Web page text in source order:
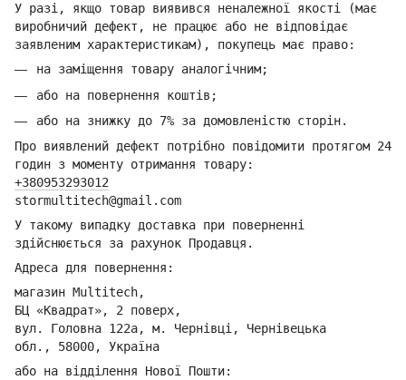
У разі, якщо товар виявився неналежної якості (має
виробничий дефект, не працює або не відповідає
заявленим характеристикам), покупець має право:
на заміщення товару аналогічним;
або на повернення коштів;
або на знижку до 7% за домовленістю сторін.
Про виявлений дефект потрібно повідомити протягом 24
годин з моменту отримання товару:
+380953293012
stormultitech@gmail.com
У такому випадку доставка при поверненні
здійснюється за рахунок Продавця.
Адреса для повернення:
магазин Multitech,
БЦ «Квадрат», 2 поверх,
вул. Головна 122а, м. Чернівці, Чернівецька
обл., 58000, Україна
або на відділення Нової Пошти: